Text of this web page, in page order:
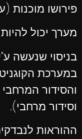
פירושו מוכנות
מערך יכול
במערכת
והסידור
וסידור מרחבי).
ההוראות